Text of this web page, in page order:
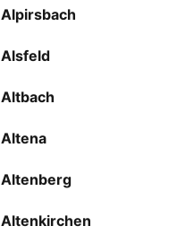
Alpirsbach
Alsfeld
Altbach
Altena
Altenberg
Altenkirchen